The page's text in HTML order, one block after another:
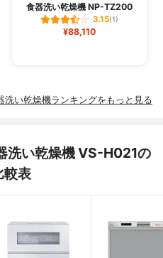
食器洗い乾燥機 NP-TZ200
3.15(1)
¥88,110
洗い乾燥機ランキングをもっと見る
洗い乾燥機 VS-H021の
較表